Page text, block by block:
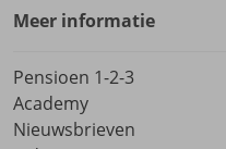
Meer informatie
Pensioen 1-2-3
Academy
Nieuwsbrieven